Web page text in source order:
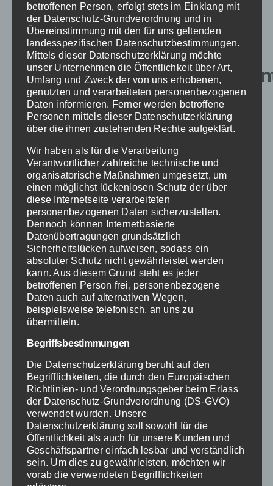
Optimierung des
Einkaufs und
Durch den zentralisierten Einkauf
von medizinischem Material und
die Verhandlung von günstigen
Konditionen mit Lieferanten
können Krankenhäuser ebenfalls
Kosten senken. Die Bewertung
der Qualität der Produkte ist
hierbei ebenso wichtig wie der
Preis, da minderwertige Produkte
zu erhöhten Kosten durch
Wiederholungsbestellungen
führen können. So können
gegebenenfalls die Suche nach
alternativen Anbietern dazu
beitragen, die Kostenstruktur zu
verbessern, wodurch Sie die
Kosten senken können.
betroffenen Person, erfolgt stets im Einklang mit
der Datenschutz-Grundverordnung und in
Übereinstimmung mit den für uns geltenden
landesspezifischen Datenschutzbestimmungen.
Mittels dieser Datenschutzerklärung möchte
unser Unternehmen die Öffentlichkeit über Art,
Umfang und Zweck der von uns erhobenen,
genutzten und verarbeiteten personenbezogenen
Daten informieren. Ferner werden betroffene
Personen mittels dieser Datenschutzerklärung
über die ihnen zustehenden Rechte aufgeklärt.
Wir haben als für die Verarbeitung
Verantwortlicher zahlreiche technische und
organisatorische Maßnahmen umgesetzt, um
einen möglichst lückenlosen Schutz der über
diese Internetseite verarbeiteten
personenbezogenen Daten sicherzustellen.
Dennoch können Internetbasierte
Datenübertragungen grundsätzlich
Sicherheitslücken aufweisen, sodass ein
absoluter Schutz nicht gewährleistet werden
kann. Aus diesem Grund steht es jeder
betroffenen Person frei, personenbezogene
Daten auch auf alternativen Wegen,
beispielsweise telefonisch, an uns zu
übermitteln.
Begriffsbestimmungen
Die Datenschutzerklärung beruht auf den
Begrifflichkeiten, die durch den Europäischen
Richtlinien- und Verordnungsgeber beim Erlass
der Datenschutz-Grundverordnung (DS-GVO)
verwendet wurden. Unsere
Datenschutzerklärung soll sowohl für die
Öffentlichkeit als auch für unsere Kunden und
Geschäftspartner einfach lesbar und verständlich
sein. Um dies zu gewährleisten, möchten wir
vorab die verwendeten Begrifflichkeiten